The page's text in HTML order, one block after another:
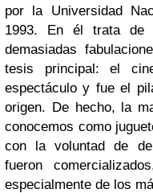
por la Universidad
1993. En él trata de
demasiadas
tesis principal: el
espectáculo y fue el
origen. De hecho, la
conocemos como
con la voluntad de
fueron
especialmente de los